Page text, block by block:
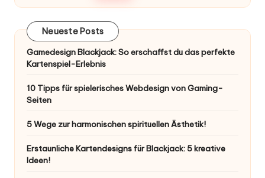
Neueste Posts
Gamedesign Blackjack: So erschaffst du das perfekte
Kartenspiel-Erlebnis
10 Tipps für spielerisches Webdesign von Gaming-
Seiten
5 Wege zur harmonischen spirituellen Ästhetik!
Erstaunliche Kartendesigns für Blackjack: 5 kreative
Ideen!